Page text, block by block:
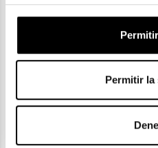
Permitir la
ENVIOS Y
CLICK &
PAGO